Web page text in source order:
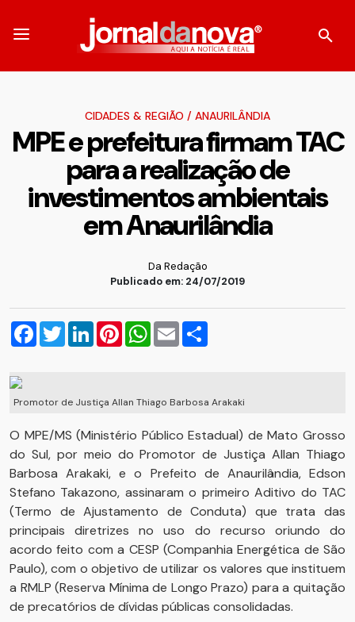
CIDADES & REGIÃO / ANAURILÂNDIA
MPE e prefeitura firmam TAC
para a realização de
investimentos ambientais
em Anaurilândia
Da Redação
Publicado em: 24/07/2019
Facebook
TwitterLinkedInPinterestWhatsApp
Email
Promotor de Justiça Allan Thiago Barbosa Arakaki
O MPE/MS (Ministério Público Estadual) de Mato Grosso
do Sul, por meio do Promotor de Justiça Allan Thiago
Barbosa Arakaki, e o Prefeito de Anaurilândia, Edson
Stefano Takazono, assinaram o primeiro Aditivo do TAC
(Termo de Ajustamento de Conduta) que trata das
principais diretrizes no uso do recurso oriundo do
acordo feito com a CESP (Companhia Energética de São
Paulo), com o objetivo de utilizar os valores que instituem
a RMLP (Reserva Mínima de Longo Prazo) para a quitação
de precatórios de dívidas públicas consolidadas.